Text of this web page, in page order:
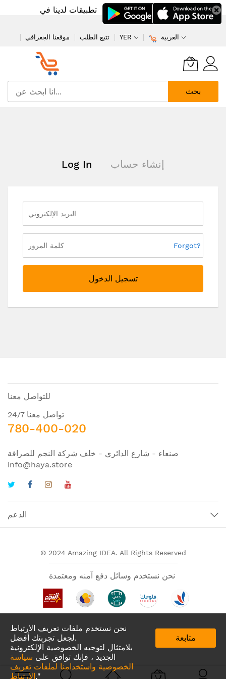
نحن نستخدم ملفات تعريف الارتباط
لجعل تجربتك أفضل.
بلامتثال لتوجيه الخصوصية الإلكترونية
الجديد ، فإنك توافق على سياسة
الخصوصية واستخدامنا لملفات تعريف
الارتباط."
متابعة
تطبيقات لدينا في
موقعنا الجغرافي تتبع الطلب YER العربية
بحث
Log In إنشاء حساب
Forgot?
تسجيل الدخول
للتواصل معنا
تواصل معنا 24/7
780-400-020
صنعاء - شارع الدائري - خلف شركة النجم للصرافة
info@haya.store
الدعم
© 2024 Amazing IDEA. All Rights Reserved
تطبيقات لدينا في